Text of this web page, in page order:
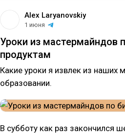
Alex Laryanovskiy
1 июня
Уроки из мастермайндов
продуктам
Какие уроки я извлек из наших
образовании.
В субботу как раз закончился